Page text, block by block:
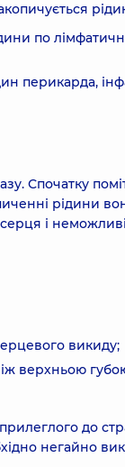
по
перикарда,
Спочатку
рідини
серця і
викиду;
верхньою
до
негайно